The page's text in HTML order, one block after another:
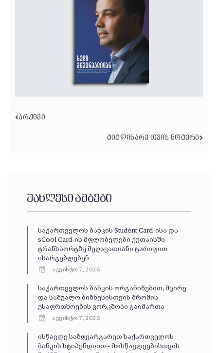
ᲐᲠᲥᲘᲕᲘ
ᲛᲘᲛᲓᲘᲜᲐᲠᲔ ᲗᲕᲘᲡ ᲜᲝᲛᲔᲠᲘ
უახლესი ამბები
საქართველოს ბანკის Student Card-ისა და
sCool Card-ის მფლობელები ქუთაისში
ტრანსპორტზე შეღავათიანი ტარიფით
ისარგებლებენ
აგვისტო 7, 2026
საქართველოს ბანკის ორგანიზებით, მცირე
და საშუალო ბიზნესისთვის შრომის
უსაფრთხოების ვორკშოპი გაიმართა
აგვისტო 7, 2026
ისწავლე საზღვარგარეთ საქართველოს
ბანკის სტიპენდიით – მოსწავლეებისთვის